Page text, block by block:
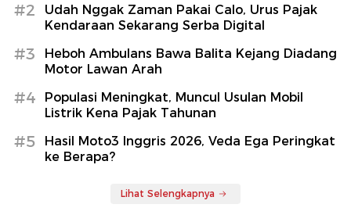
#2
Udah Nggak Zaman Pakai Calo, Urus Pajak
Kendaraan Sekarang Serba Digital
#3
Heboh Ambulans Bawa Balita Kejang Diadang
Motor Lawan Arah
#4
Populasi Meningkat, Muncul Usulan Mobil
Listrik Kena Pajak Tahunan
#5
Hasil Moto3 Inggris 2026, Veda Ega Peringkat
ke Berapa?
Lihat Selengkapnya